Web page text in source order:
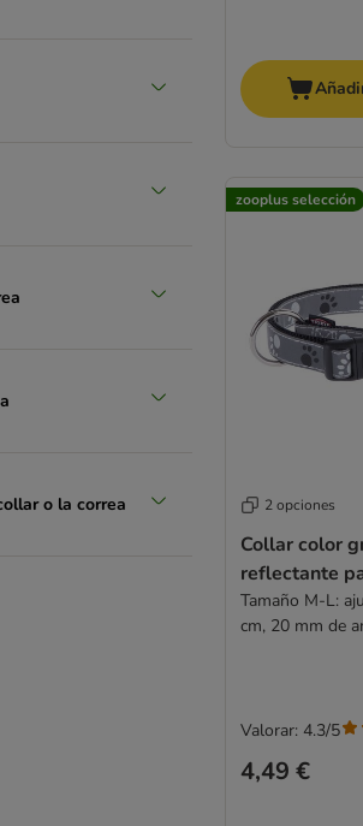
o la correa
zooplus selección
2 opciones
Collar color
reflectante
Tamaño M-L:
cm, 20 mm de
4,49 €
Valorar: 4.3/5